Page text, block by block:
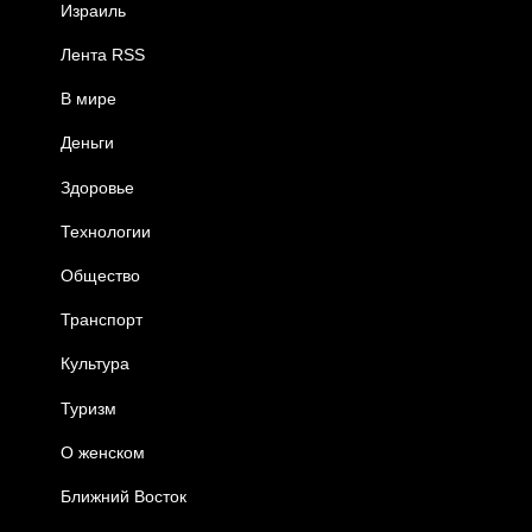
Израиль
Лента RSS
В мире
Деньги
Здоровье
Технологии
Общество
Транспорт
Культура
Туризм
О женском
Ближний Восток